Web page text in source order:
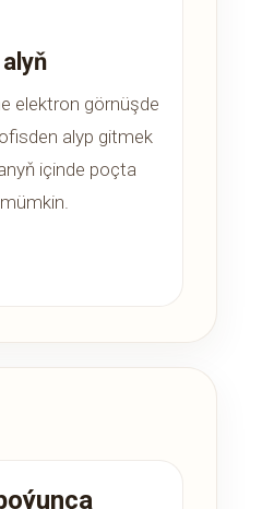
elektron görnüşde
alyp gitmek
içinde poçta